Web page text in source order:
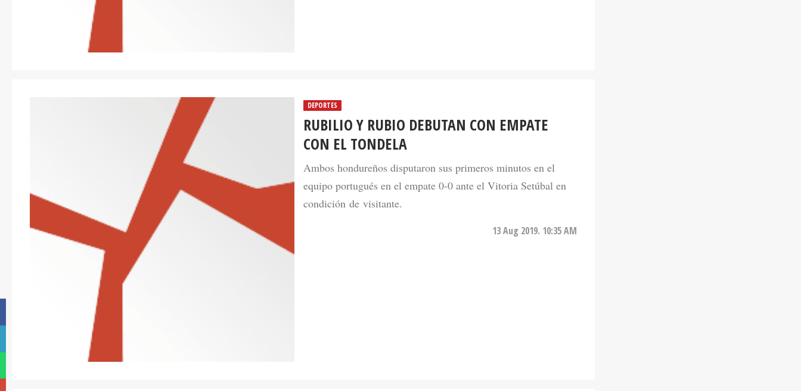
DEPORTES
RUBILIO Y RUBIO DEBUTAN CON EMPATE
CON EL TONDELA
Ambos hondureños disputaron sus primeros minutos en el
equipo portugués en el empate 0-0 ante el Vitoria Setúbal en
condición de visitante.
13 Aug 2019. 10:35 AM